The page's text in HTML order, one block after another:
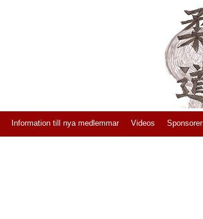
Information till nya medlemmar Videos Sponsorer